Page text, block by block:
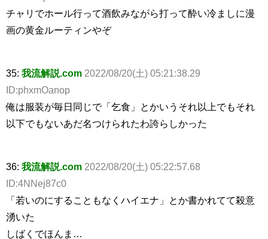
チャリでホール行って酒飲みながら打って酔い冷ましに漫
画の黄金ルーティンやぞ
35: 我流解説.com 2022/08/20(土) 05:21:38.29
ID:phxmOanop
俺は服装が毎日同じで「乞食」とかいうそれ以上でもそれ
以下でもないあだ名つけられたわ誇らしかった
36: 我流解説.com 2022/08/20(土) 05:22:57.68
ID:4NNej87c0
「若いのにすることもなくハイエナ」とか書かれてて殺意
湧いた
しばくでほんま…